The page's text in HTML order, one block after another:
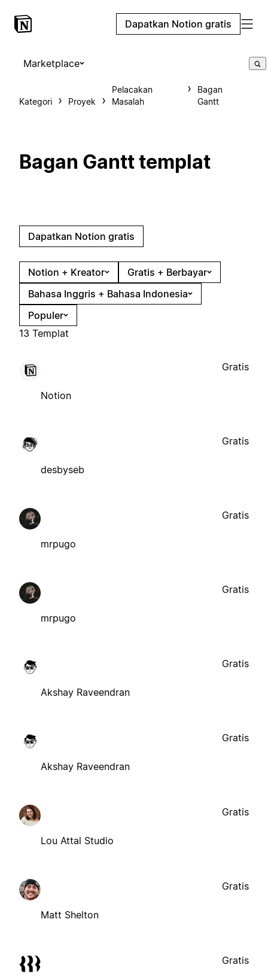
Dapatkan Notion gratis
Marketplace
Kategori Proyek
Pelacakan
Masalah
Bagan
Gantt
Bagan Gantt templat
Dapatkan Notion gratis
Notion + Kreator
Gratis + Berbayar
Bahasa Inggris + Bahasa Indonesia
Populer
13 Templat
Notion
Gratis
desbyseb
Gratis
mrpugo
Gratis
mrpugo
Gratis
Akshay Raveendran
Gratis
Akshay Raveendran
Gratis
Lou Attal Studio
Gratis
Matt Shelton
Gratis
Gratis